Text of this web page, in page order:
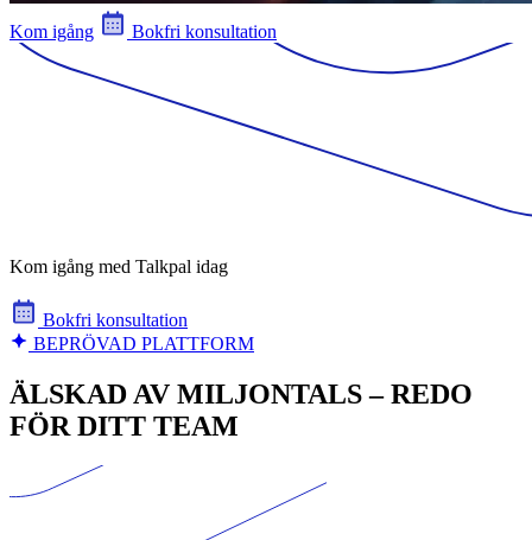
Kom igång Bokfri konsultation
Kom igång med Talkpal idag
Bokfri konsultation
BEPRÖVAD PLATTFORM
ÄLSKAD AV MILJONTALS – REDO
FÖR DITT TEAM